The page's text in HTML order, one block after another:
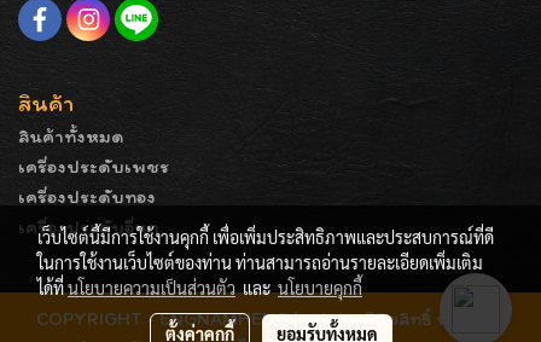
สินค้า
สินค้าทั้งหมด
เครื่องประดับเพชร
เครื่องประดับทอง
เครื่องประดับอื่นๆ
COPYRIGHT - ENGNAMHENG | รูปภาพมีลิขสิทธิ์ ห้ามมิให้
เว็บไซต์นี้มีการใช้งานคุกกี้ เพื่อเพิ่มประสิทธิภาพและประสบการณ์ที่ดี
ในการใช้งานเว็บไซต์ของท่าน ท่านสามารถอ่านรายละเอียดเพิ่มเติม
ได้ที่นโยบายความเป็นส่วนตัวและนโยบายคุกกี้
ตั้งค่าคุกกี้ ยอมรับทั้งหมด